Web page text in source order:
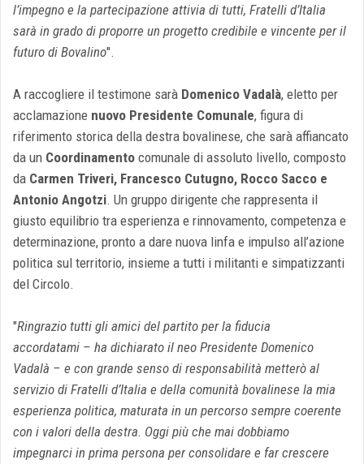
l’impegno e la partecipazione attivia di tutti, Fratelli d’Italia
sarà in grado di proporre un progetto credibile e vincente per il
futuro di Bovalino".
A raccogliere il testimone sarà Domenico Vadalà, eletto per
acclamazione nuovo Presidente Comunale, figura di
riferimento storica della destra bovalinese, che sarà affiancato
da un Coordinamento comunale di assoluto livello, composto
da Carmen Triveri, Francesco Cutugno, Rocco Sacco e
Antonio Angotzi. Un gruppo dirigente che rappresenta il
giusto equilibrio tra esperienza e rinnovamento, competenza e
determinazione, pronto a dare nuova linfa e impulso all’azione
politica sul territorio, insieme a tutti i militanti e simpatizzanti
del Circolo.
"Ringrazio tutti gli amici del partito per la fiducia
accordatami – ha dichiarato il neo Presidente Domenico
Vadalà – e con grande senso di responsabilità metterò al
servizio di Fratelli d’Italia e della comunità bovalinese la mia
esperienza politica, maturata in un percorso sempre coerente
con i valori della destra. Oggi più che mai dobbiamo
impegnarci in prima persona per consolidare e far crescere